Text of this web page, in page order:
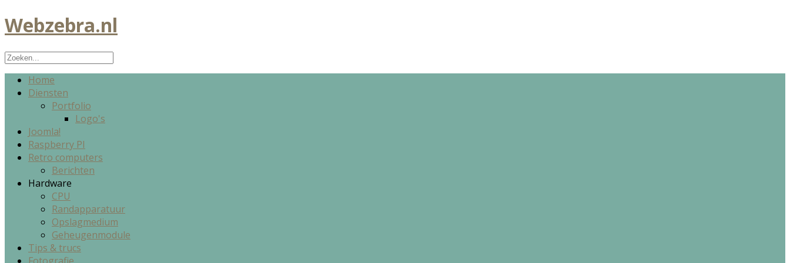
Webzebra.nl
Home
Diensten
Portfolio
Logo's
Joomla!
Raspberry PI
Retro computers
Berichten
Hardware
CPU
Randapparatuur
Opslagmedium
Geheugenmodule
Tips & trucs